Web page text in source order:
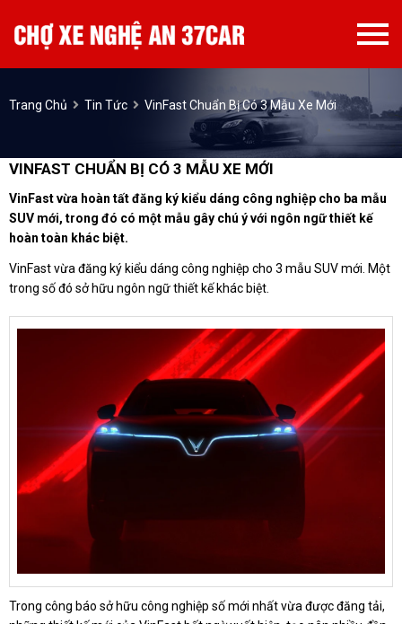
Trang Chủ Tin Tức VinFast Chuẩn Bị Có 3 Mẫu Xe Mới
VINFAST CHUẨN BỊ CÓ 3 MẪU XE MỚI
VinFastvừa hoàn tất đăng ký kiểu dáng công nghiệp cho ba mẫu
SUV mới, trong đó có một mẫu gây chú ý với ngôn ngữ thiết kế
hoàn toàn khác biệt.
VinFast vừa đăng ký kiểu dáng công nghiệp cho 3 mẫu SUV mới. Một
trong số đó sở hữu ngôn ngữ thiết kế khác biệt.
Trong công báo sở hữu công nghiệp số mới nhất vừa được đăng tải,